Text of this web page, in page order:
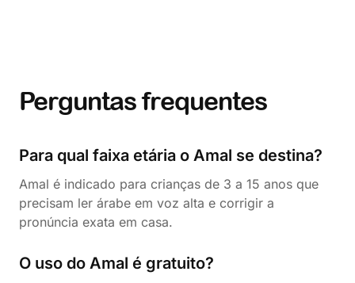
Perguntas frequentes
Para qual faixa etária o Amal se destina?
Amal é indicado para crianças de 3 a 15 anos que
precisam ler árabe em voz alta e corrigir a
pronúncia exata em casa.
O uso do Amal é gratuito?